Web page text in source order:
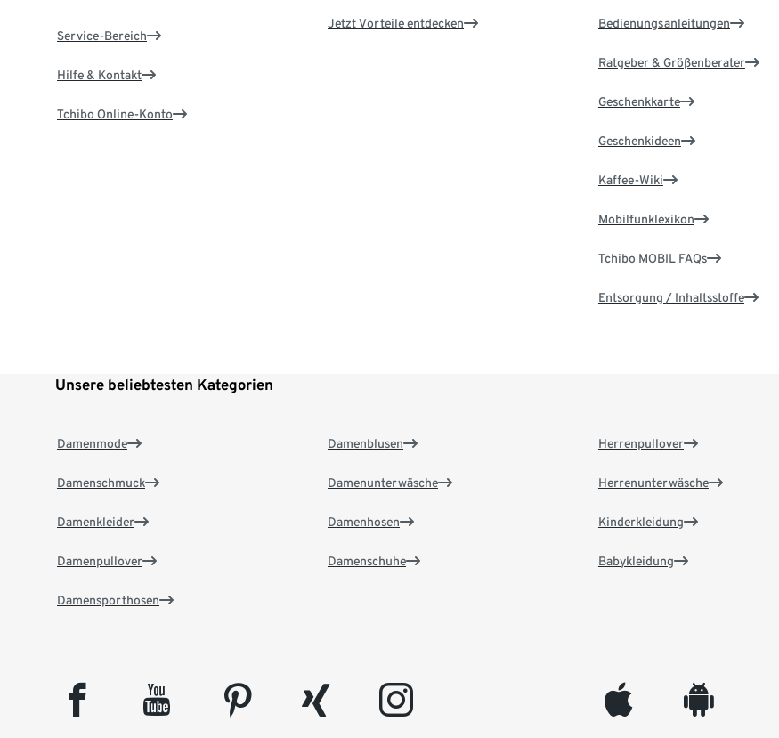
Service-Bereich
Hilfe & Kontakt
Tchibo Online-Konto
Jetzt Vorteile entdecken Bedienungsanleitungen
Ratgeber & Größenberater
Geschenkkarte
Geschenkideen
Kaffee-Wiki
Mobilfunklexikon
Tchibo MOBIL FAQs
Entsorgung / Inhaltsstoffe
Unsere beliebtesten Kategorien
Damenmode
Damenschmuck
Damenkleider
Damenpullover
Damensporthosen
Damenblusen
Damenunterwäsche
Damenhosen
Damenschuhe
Herrenpullover
Herrenunterwäsche
Kinderkleidung
Babykleidung
facebook youtube pinterest xing instagram appleinc android